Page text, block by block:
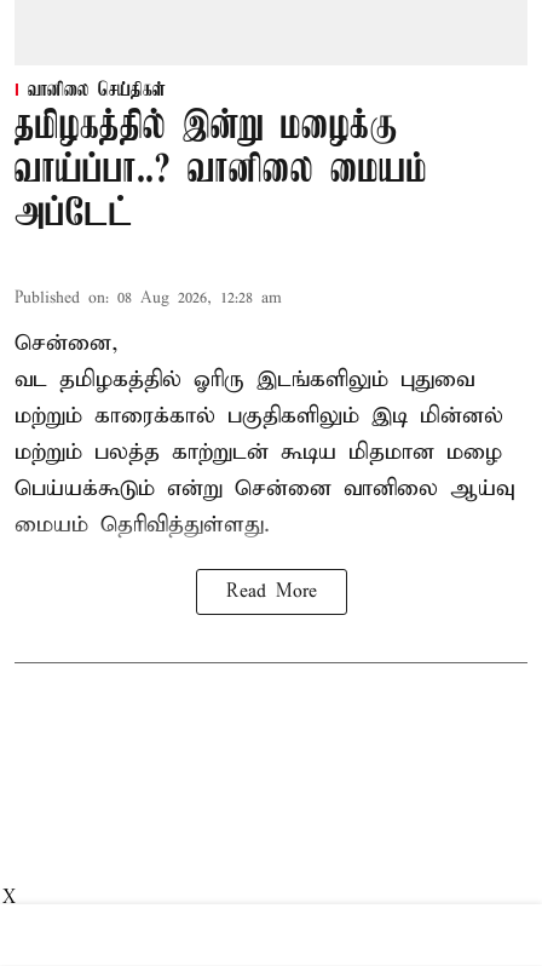
வானிலை செய்திகள்
தமிழகத்தில் இன்று மழைக்கு
வாய்ப்பா..? வானிலை மையம்
அப்டேட்
Published on: 08 Aug 2026, 12:28 am
சென்னை,
வட தமிழகத்தில் ஓரிரு இடங்களிலும் புதுவை
மற்றும் காரைக்கால் பகுதிகளிலும் இடி மின்னல்
மற்றும் பலத்த காற்றுடன் கூடிய மிதமான மழை
பெய்யக்கூடும் என்று சென்னை வானிலை ஆய்வு
மையம் தெரிவித்துள்ளது.
Read More
X